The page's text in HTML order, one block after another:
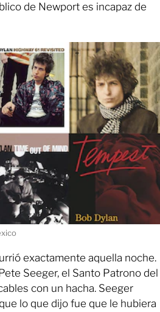
de Newport es incapaz de
exactamente aquella noche.
Seeger, el Santo Patrono del
con un hacha. Seeger
lo que dijo fue que le hubiera